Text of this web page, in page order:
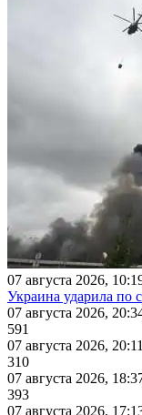
07 августа 2026,
Украина ударила по
07 августа 2026,
591
07 августа 2026, 20:11
310
07 августа 2026,
393
07 августа 2026,